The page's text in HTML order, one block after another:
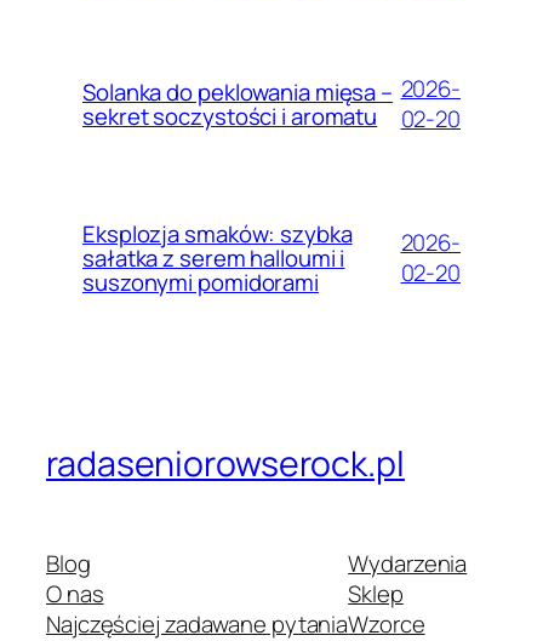
Solanka do peklowania mięsa –
sekret soczystości i aromatu
2026-
02-20
Eksplozja smaków: szybka
sałatka z serem halloumi i
suszonymi pomidorami
2026-
02-20
radaseniorowserock.pl
Blog
O nas
Najczęściej zadawane pytania
Wydarzenia
Sklep
Wzorce